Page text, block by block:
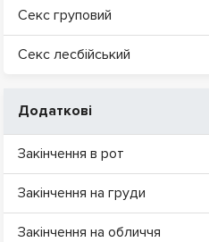
Секс груповий
Секс лесбійський
Додаткові
Закінчення в рот
Закінчення на груди
Закінчення на обличчя